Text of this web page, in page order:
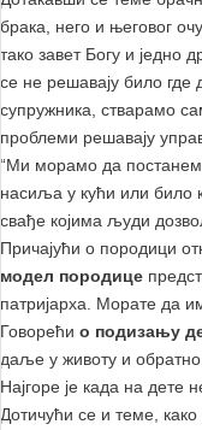
брака, него и његовог
тако завет Богу и једно
се не решавају било
супружника, стварамо
проблеми решавају
“Ми морамо да
насиља у кући или било
свађе којима људи
Причајући о породици
модел породице
патријарха. Морате да
Говорећио подизању
даље у животу и
Најгоре је када на дете
Дотичући се и теме,